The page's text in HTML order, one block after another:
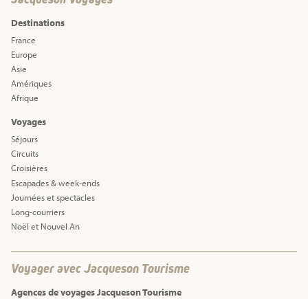
Destinations
France
Europe
Asie
Amériques
Afrique
Voyages
Séjours
Circuits
Croisières
Escapades & week-ends
Journées et spectacles
Long-courriers
Noël et Nouvel An
Voyager avec Jacqueson Tourisme
Agences de voyages Jacqueson Tourisme